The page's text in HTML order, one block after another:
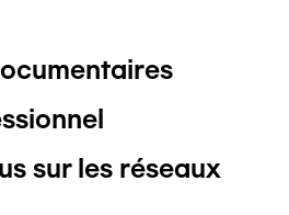
sur les réseaux